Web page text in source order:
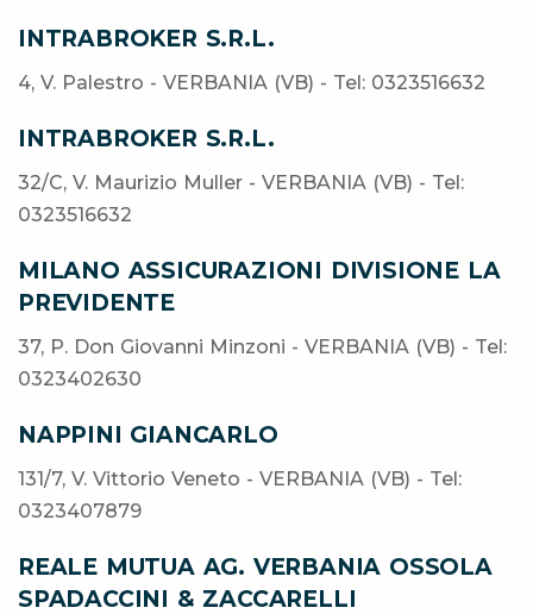
INTRABROKER S.R.L.
4, V. Palestro - VERBANIA (VB) - Tel: 0323516632
INTRABROKER S.R.L.
32/C, V. Maurizio Muller - VERBANIA (VB) - Tel:
0323516632
MILANO ASSICURAZIONI DIVISIONE LA
PREVIDENTE
37, P. Don Giovanni Minzoni - VERBANIA (VB) - Tel:
0323402630
NAPPINI GIANCARLO
131/7, V. Vittorio Veneto - VERBANIA (VB) - Tel:
0323407879
REALE MUTUA AG. VERBANIA OSSOLA
SPADACCINI & ZACCARELLI